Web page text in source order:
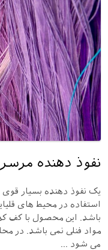
نفوذ دهنده
یک نفوذ دهنده بسیار
استفاده در محیط های
باشد. این محصول با کف
می شود ...